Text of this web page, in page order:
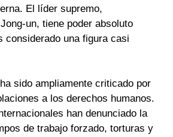
El líder supremo,
un, tiene poder absoluto
considerado una figura casi
sido ampliamente criticado por
a los derechos humanos.
han denunciado la
de trabajo forzado, torturas y